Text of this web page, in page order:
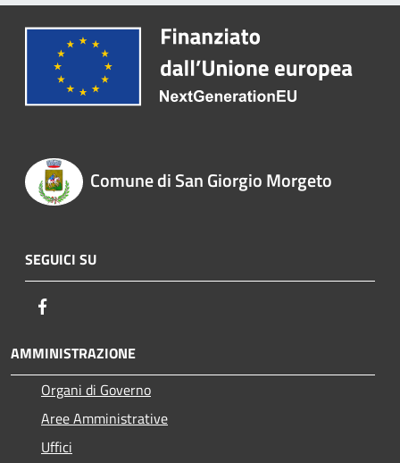
Comune di San Giorgio Morgeto
SEGUICI SU
AMMINISTRAZIONE
Organi di Governo
Aree Amministrative
Uffici